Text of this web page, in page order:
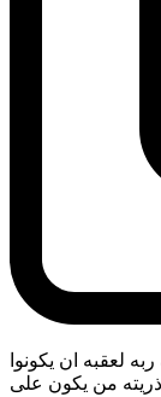
لعقبه ان يكونوا
من يكون على